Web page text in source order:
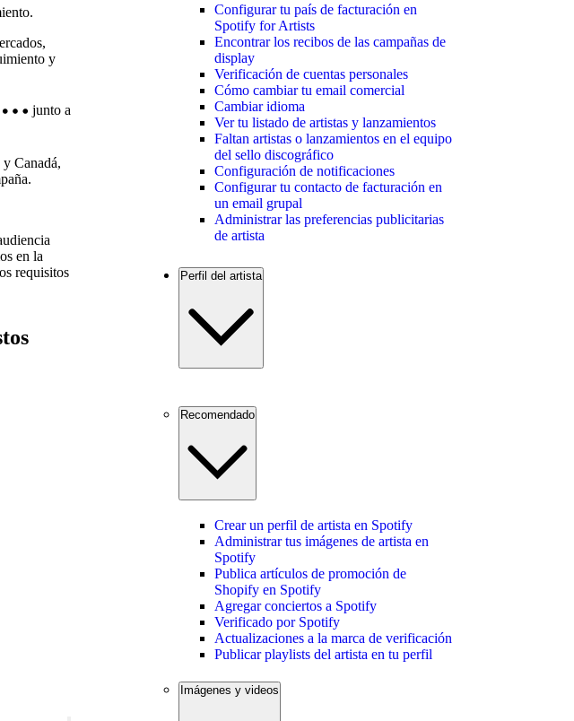
y
junto a
Canadá,
en la
requisitos
Configurar tu país de facturación en
Spotify for Artists
Encontrar los recibos de las campañas de
display
Verificación de cuentas personales
Cómo cambiar tu email comercial
Cambiar idioma
Ver tu listado de artistas y lanzamientos
Faltan artistas o lanzamientos en el equipo
del sello discográfico
Configuración de notificaciones
Configurar tu contacto de facturación en
un email grupal
Administrar las preferencias publicitarias
de artista
Perfil del artista
Recomendado
Crear un perfil de artista en Spotify
Administrar tus imágenes de artista en
Spotify
Publica artículos de promoción de
Shopify en Spotify
Agregar conciertos a Spotify
Verificado por Spotify
Actualizaciones a la marca de verificación
Publicar playlists del artista en tu perfil
Imágenes y videos